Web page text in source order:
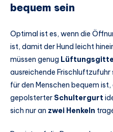
bequem sein
Optimal ist es, wenn die
ist, damit der Hund leicht
müssen genug
ausreichende
für den Menschen bequem
gepolsterter Schultergurt
sich nur an zwei Henkeln